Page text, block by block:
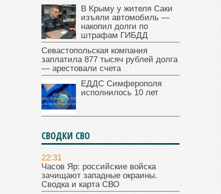
В Крыму у жителя Саки
изъяли автомобиль —
накопил долги по
штрафам ГИБДД
Севастопольская компания
заплатила 877 тысяч рублей долга
— арестовали счета
ЕДДС Симферополя
исполнилось 10 лет
СВОДКИ СВО
22:31
Часов Яр: российские войска
зачищают западные окраины.
Сводка и карта СВО